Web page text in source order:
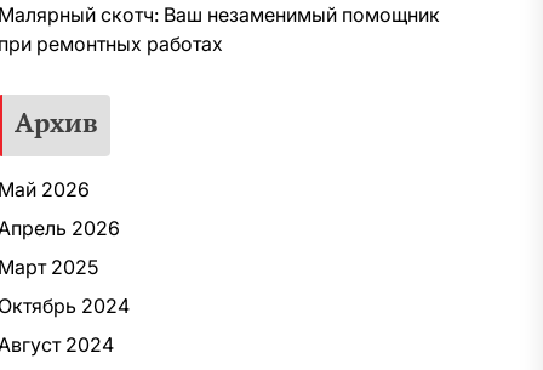
Малярный скотч: Ваш незаменимый помощник
при ремонтных работах
Архив
Май 2026
2026
Март 2025
Октябрь 2024
2024